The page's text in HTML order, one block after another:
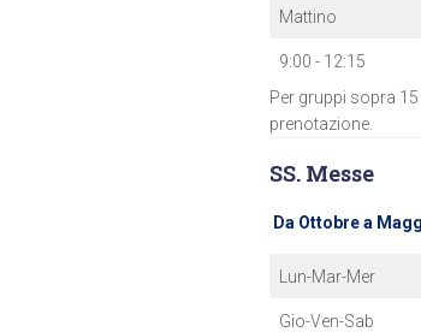
Mattino
9:00 - 12:15
Per gruppi sopra
prenotazione.
SS. Messe
Da Ottobre a
Lun-Mar-Mer
Gio-Ven-Sab